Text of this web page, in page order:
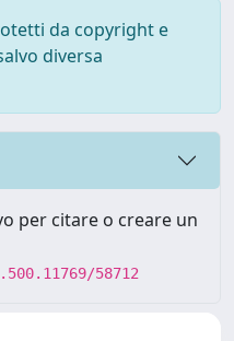
da copyright e
diversa
per citare o creare un
58712